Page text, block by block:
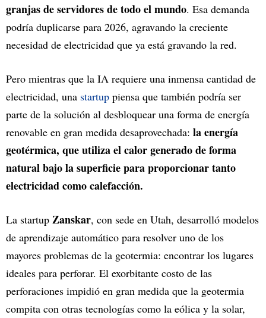
granjas de servidores de todo el mundo. Esa demanda
podría duplicarse para 2026, agravando la creciente
necesidad de electricidad que ya está gravando la red.
Pero mientras que la IA requiere una inmensa cantidad de
electricidad, una startup piensa que también podría ser
parte de la solución al desbloquear una forma de energía
renovable en gran medida desaprovechada: la energía
geotérmica, que utiliza el calor generado de forma
natural bajo la superficie para proporcionar tanto
electricidad como calefacción.
La startup Zanskar, con sede en Utah, desarrolló modelos
de aprendizaje automático para resolver uno de los
mayores problemas de la geotermia: encontrar los lugares
ideales para perforar. El exorbitante costo de las
perforaciones impidió en gran medida que la geotermia
compita con otras tecnologías como la eólica y la solar,